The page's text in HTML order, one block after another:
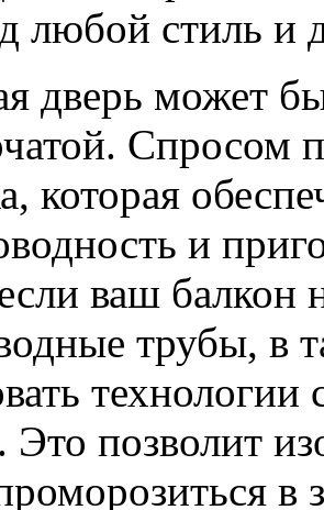
любой стиль и
дверь может
Спросом
которая
и
ваш балкон
трубы, в
Это позволит